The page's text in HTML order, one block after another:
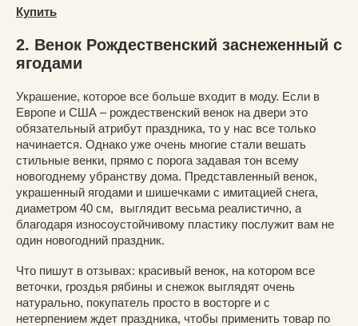
Купить
2. Венок Рождественский заснеженный с
ягодами
Украшение, которое все больше входит в моду. Если в
Европе и США – рождественский венок на двери это
обязательный атрибут праздника, то у нас все только
начинается. Однако уже очень многие стали вешать
стильные венки, прямо с порога задавая тон всему
новогоднему убранству дома. Представленный венок,
украшенный ягодами и шишечками с имитацией снега,
диаметром 40 см, выглядит весьма реалистично, а
благодаря износоустойчивому пластику послужит вам не
один новогодний праздник.
Что пишут в отзывах: красивый венок, на котором все
веточки, гроздья рябины и снежок выглядят очень
натурально, покупатель просто в восторге и с
нетерпением ждет праздника, чтобы применить товар по